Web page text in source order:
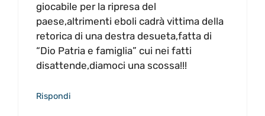
giocabile per la ripresa del
paese,altrimenti eboli cadrà vittima della
retorica di una destra desueta,fatta di
“Dio Patria e famiglia” cui nei fatti
disattende,diamoci una scossa!!!
Rispondi